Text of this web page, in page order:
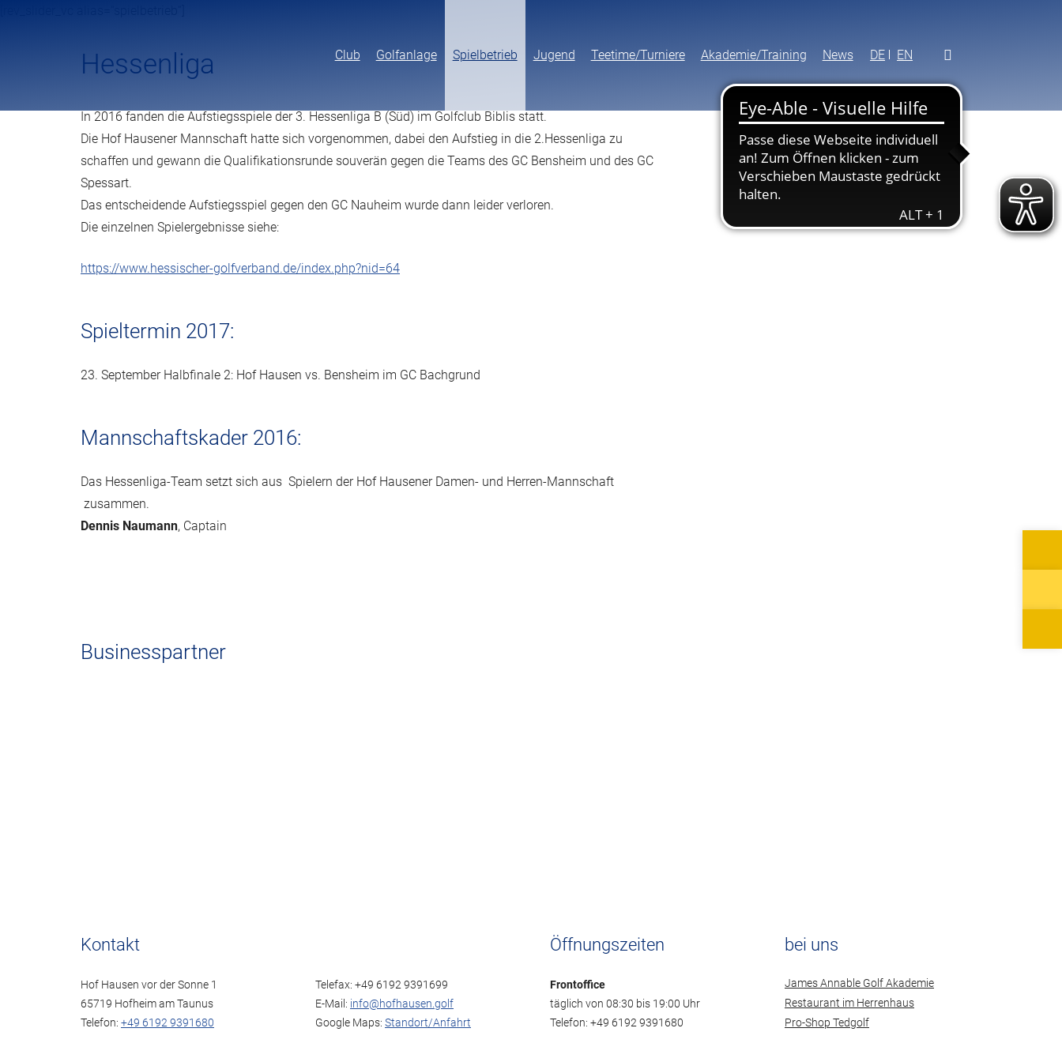
Club Golfanlage Spielbetrieb Jugend Teetime/Turniere Akademie/Training News DE EN
Hessenliga
In 2016 fanden die Aufstiegsspiele der 3. Hessenliga B (Süd) im Golfclub Biblis statt.
Die Hof Hausener Mannschaft hatte sich vorgenommen, dabei den Aufstieg in die 2.Hessenliga zu
schaffen und gewann die Qualifikationsrunde souverän gegen die Teams des GC Bensheim und des GC
Spessart.
Das entscheidende Aufstiegsspiel gegen den GC Nauheim wurde dann leider verloren.
Die einzelnen Spielergebnisse siehe:
https://www.hessischer-golfverband.de/index.php?nid=64
Spieltermin 2017:
23. September Halbfinale 2: Hof Hausen vs. Bensheim im GC Bachgrund
Mannschaftskader 2016:
Das Hessenliga-Team setzt sich aus Spielern der Hof Hausener Damen- und Herren-Mannschaft
zusammen.
Dennis Naumann, Captain
Businesspartner
Kontakt
Hof Hausen vor der Sonne 1
65719 Hofheim am Taunus
Telefon: +49 6192 9391680
Telefax: +49 6192 9391699
E-Mail: info@hofhausen.golf
Google Maps: Standort/Anfahrt
Öffnungszeiten
Frontoffice
täglich von 08:30 bis 19:00 Uhr
Telefon: +49 6192 9391680
bei uns
James Annable Golf Akademie
Restaurant im Herrenhaus
Pro-Shop Tedgolf